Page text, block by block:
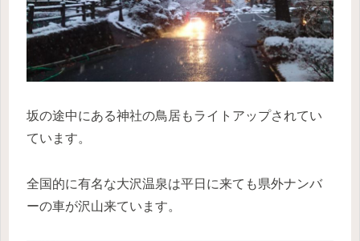
坂の途中にある神社の鳥居もライトアップされてい
ています。
全国的に有名な大沢温泉は平日に来ても県外ナンバ
ーの車が沢山来ています。